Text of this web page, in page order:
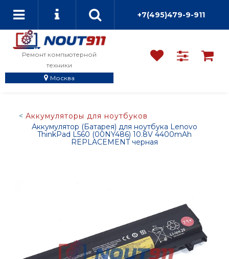
+7(495)479-9-911
Ремонт компьютерной
техники
Москва
Аккумуляторы для ноутбуков
Аккумулятор (Батарея) для ноутбука Lenovo
ThinkPad L560 (00NY486) 10.8V 4400mAh
REPLACEMENT черная